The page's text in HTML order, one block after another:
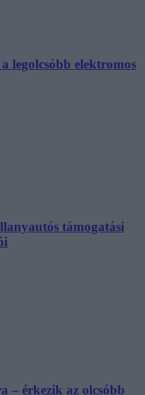
legolcsóbb elektromos
támogatási
– érkezik az olcsóbb